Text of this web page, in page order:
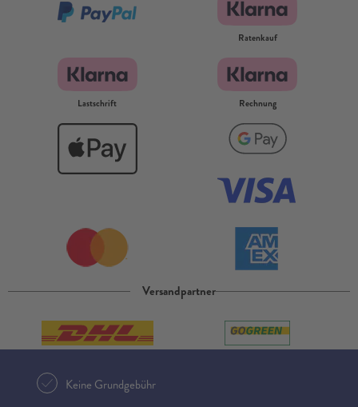
Ratenkauf
Lastschrift Rechnung
Versandpartner
Keine Grundgebühr